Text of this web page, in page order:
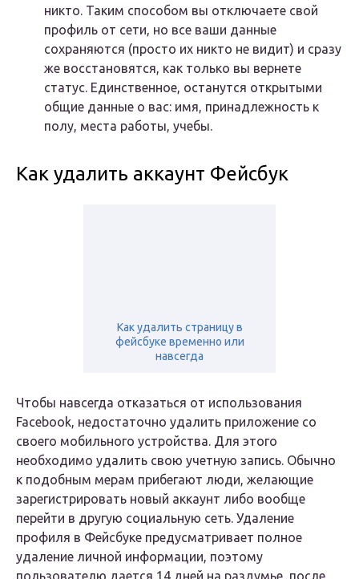
никто. Таким способом вы отключаете свой
профиль от сети, но все ваши данные
сохраняются (просто их никто не видит) и сразу
же восстановятся, как только вы вернете
статус. Единственное, останутся открытыми
общие данные о вас: имя, принадлежность к
полу, места работы, учебы.
Как удалить аккаунт Фейсбук
Как удалить страницу в
фейсбуке временно или
навсегда
Чтобы навсегда отказаться от использования
Facebook, недостаточно удалить приложение со
своего мобильного устройства. Для этого
необходимо удалить свою учетную запись. Обычно
к подобным мерам прибегают люди, желающие
зарегистрировать новый аккаунт либо вообще
перейти в другую социальную сеть. Удаление
профиля в Фейсбуке предусматривает полное
удаление личной информации, поэтому